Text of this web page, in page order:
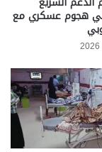
في هجوم عسكري مع